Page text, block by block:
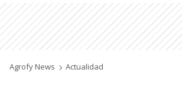
Agrofy News Actualidad